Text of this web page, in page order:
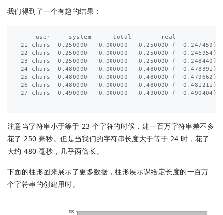
我们得到了一个有趣的结果：
    user     system      total        real
21 chars  0.250000   0.000000   0.250000 (  0.247459)
22 chars  0.250000   0.000000   0.250000 (  0.246954)
23 chars  0.250000   0.000000   0.250000 (  0.248440)
24 chars  0.480000   0.000000   0.480000 (  0.478391)
25 chars  0.480000   0.000000   0.480000 (  0.479662)
26 chars  0.480000   0.000000   0.480000 (  0.481211)
27 chars  0.490000   0.000000   0.490000 (  0.490404)
注意当字符串小于等于 23 个字符的时候，建一百万字符串差不多
花了 250 毫秒。但是当我们的字符串长度大于等于 24 时，花了
大约 480 毫秒，几乎两倍长。
下面的柱形图来展示了更多数据，柱形展示课给定长度的一百万
个字符串的创建用时。